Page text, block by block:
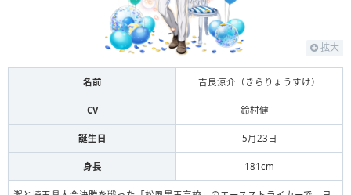
乙夜影汰【最強の飛び道具】
常時テクニックアップ
吉良涼介【みんなに届ける恩返
し】
御影玲王【自負と決意の『複
写』】
常時テクニックアップ
拡大
名前 吉良涼介（きらりょうすけ）
CV 鈴村健一
誕生日 5月23日
身長 181cm